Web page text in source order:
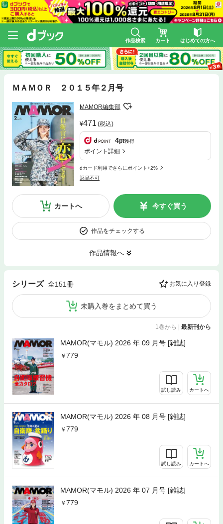
作品検索 カート はじめての方へ
ＭＡＭＯＲ ２０１５年２月号
MAMOR編集部
471 (税込)
4pt獲得
ポイント詳細
dカード利用でさらにポイント+2%
返品不可
カートへ 今すぐ買う
作品をチェックする
作品情報へ
シリーズ 全151冊 お気に入り登録
未購入巻をまとめて買う
1巻から 最新刊から
MAMOR(マモル) 2026 年 09 月号 [雑誌]
779
試し読み カートへ
MAMOR(マモル) 2026 年 08 月号 [雑誌]
779
試し読み カートへ
MAMOR(マモル) 2026 年 07 月号 [雑誌]
779